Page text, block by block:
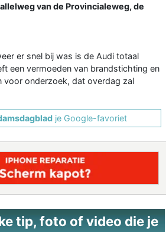
van de Provincialeweg, de
er snel bij was is de Audi totaal
een vermoeden van brandstichting en
voor onderzoek, dat overdag zal
je Google-favoriet
tip, foto of video die je